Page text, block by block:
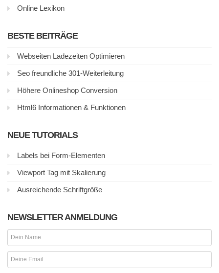
Online Lexikon
BESTE BEITRÄGE
Webseiten Ladezeiten Optimieren
Seo freundliche 301-Weiterleitung
Höhere Onlineshop Conversion
Html6 Informationen & Funktionen
NEUE TUTORIALS
Labels bei Form-Elementen
Viewport Tag mit Skalierung
Ausreichende Schriftgröße
NEWSLETTER ANMELDUNG